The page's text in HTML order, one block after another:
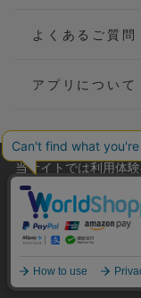
よくあるご質問
アプリについて
会社概要
ご利用規約
当サイトでは利用体
ラフィックの分析を
サイトの閲覧を継続
のといたします。
詳細については